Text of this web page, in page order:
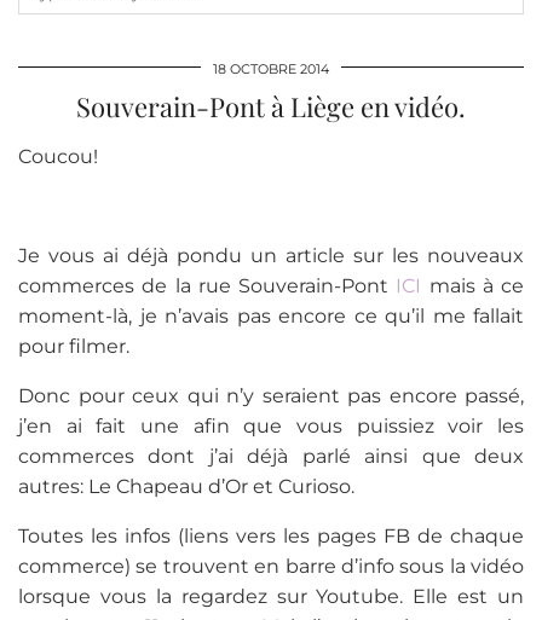
18 OCTOBRE 2014
Souverain-Pont à Liège en vidéo.
Coucou!
Je vous ai déjà pondu un article sur les nouveaux
commerces de la rue Souverain-Pont ICI mais à ce
moment-là, je n’avais pas encore ce qu’il me fallait
pour filmer.
Donc pour ceux qui n’y seraient pas encore passé,
j’en ai fait une afin que vous puissiez voir les
commerces dont j’ai déjà parlé ainsi que deux
autres: Le Chapeau d’Or et Curioso.
Toutes les infos (liens vers les pages FB de chaque
commerce) se trouvent en barre d’info sous la vidéo
lorsque vous la regardez sur Youtube. Elle est un